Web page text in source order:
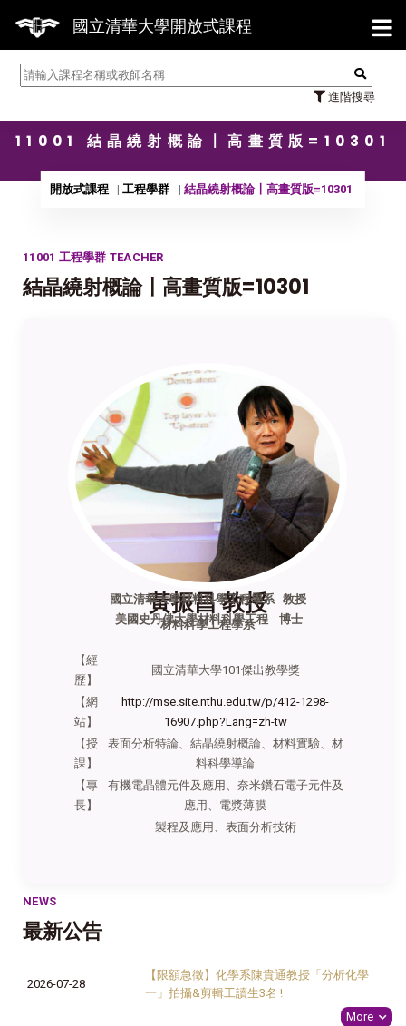
國立清華大學開放式課程
進階搜尋
【
11001 結晶繞射概論〡高畫質版=10301
開放式課程 工程學群 結晶繞射概論〡高畫質版=10301
11001 工程學群 TEACHER
結晶繞射概論〡高畫質版=10301
黃振昌 教授
材料科學工程學系
國立清華大學材料科學工程學系 教授
美國史丹佛大學材料科學工程 博士
【經
歷】
國立清華大學101傑出教學獎
【網
站】
http://mse.site.nthu.edu.tw/p/412-1298-
16907.php?Lang=zh-tw
【授
課】
表面分析特論、結晶繞射概論、材料實驗、材
料科學導論
【專
長】
有機電晶體元件及應用、奈米鑽石電子元件及
應用、電漿薄膜
製程及應用、表面分析技術
NEWS
最新公告
2026-07-28
【限額急徵】化學系陳貴通教授「分析化學
一」拍攝&剪輯工讀生3名 !
More